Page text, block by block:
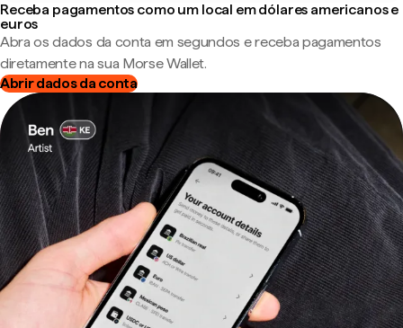
Receba pagamentos como um local em dólares americanos e
euros
Abra os dados da conta em segundos e receba pagamentos
diretamente na sua Morse Wallet.
Abrir dados da conta